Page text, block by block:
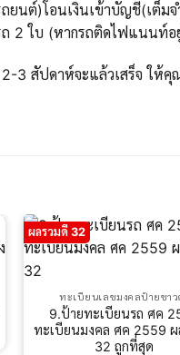
ยนต์)โอนเงินเข้าบัญชี(เต็ม
2 ใบ (หากรถติดไฟแนนท์อ
3 สัปดาห์จะแล้วเสร็จ ให้
ผลรวมดี 32
ทะเบียนเลขมงคลป้ายขาว
9.ป้ายทะเบียนรถ ศค
ทะเบียนมงคล ศค 2559 ผ
32 ถูกที่สุด